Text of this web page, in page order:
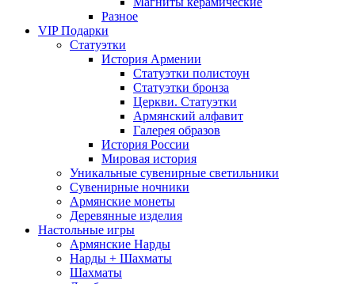
Разное
VIP Подарки
Статуэтки
История Армении
Статуэтки полистоун
Статуэтки бронза
Церкви. Статуэтки
Армянский алфавит
Галерея образов
История России
Мировая история
Уникальные сувенирные светильники
Сувенирные ночники
Армянские монеты
Деревянные изделия
Настольные игры
Армянские Нарды
Нарды + Шахматы
Шахматы